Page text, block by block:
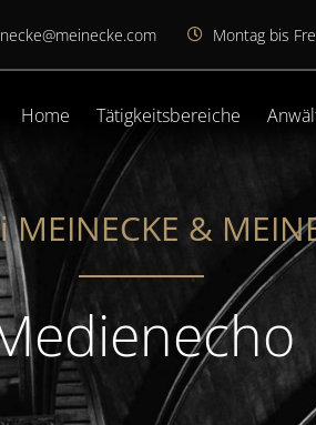
Montag bis
Home Tätigkeitsbereiche
MEINECKE &